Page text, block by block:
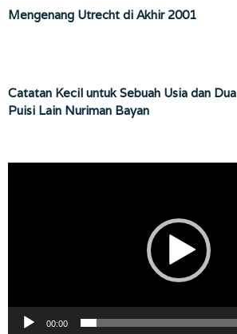
Mengenang Utrecht di Akhir 2001
Catatan Kecil untuk Sebuah Usia dan Dua
Puisi Lain Nuriman Bayan
00:00